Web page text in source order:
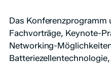
Das
Fachvorträge, Keynote-
Networking-
Batteriezellentechnologie,